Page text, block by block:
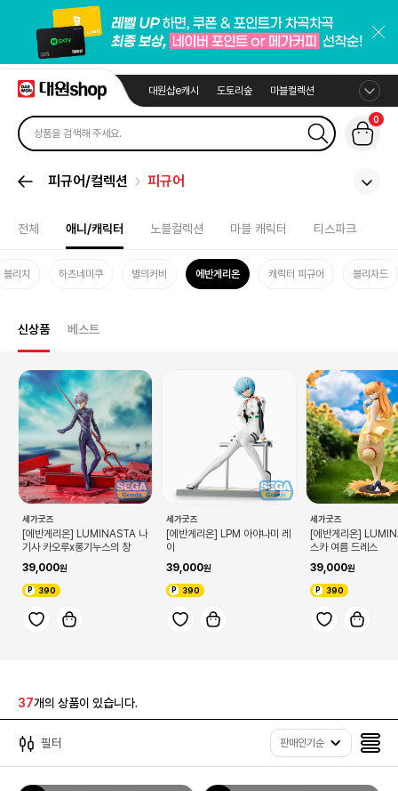
대원샵e캐시 도토리숲 마블컬렉션
0
피규어/컬렉션 피규어
전체 애니/캐릭터 노블컬렉션 마블 캐릭터 티스파크
블리치 하츠네미쿠 별의커비 에반게리온 캐릭터 피규어 블리자드
신상품 베스트
세가굿즈
[에반게리온] LUMINASTA 나
기사 카오루x롱기누스의 창
39,000
390
세가굿즈
[에반게리온] LPM 아야나미 레
이
39,000
390
세가굿즈
[에반게리온]
스카 여름 드레스
39,000
390
37개의 상품이 있습니다.
필터 판매인기순